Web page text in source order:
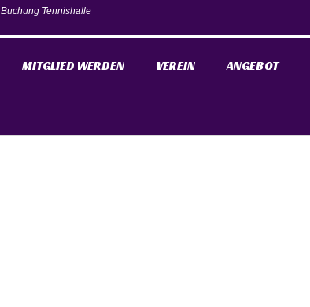
Buchung Tennishalle
MITGLIED WERDEN VEREIN ANGEBOT